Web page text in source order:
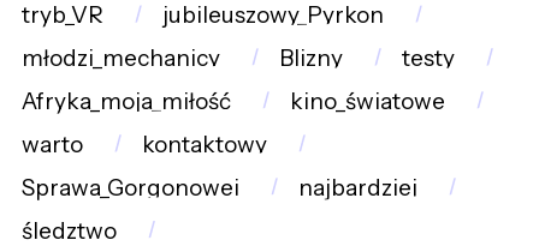
tryb_VR
jubileuszowy_Pyrkon
młodzi_mechanicy
Blizny
testy
Afryka_moja_miłość
kino_światowe
warto
kontaktowy
Sprawa_Gorgonowej
najbardziej
śledztwo